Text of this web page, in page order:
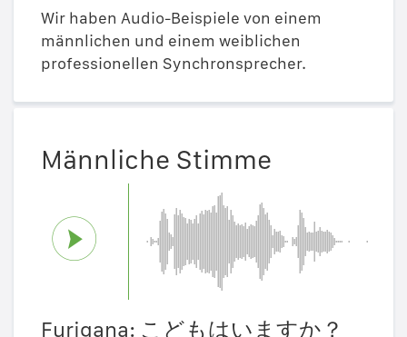
Wir haben Audio-Beispiele von einem
männlichen und einem weiblichen
professionellen Synchronsprecher.
Männliche Stimme
Furigana: こどもはいますか？